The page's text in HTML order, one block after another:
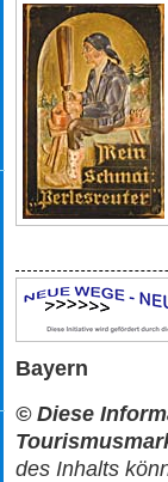
Bayern
© Diese
des Inhalts